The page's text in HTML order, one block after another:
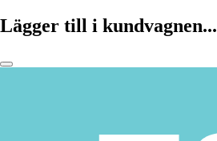
Lägger till i kundvagnen...